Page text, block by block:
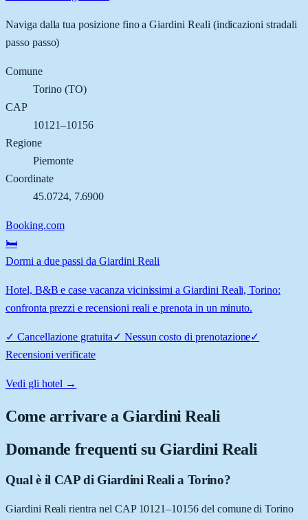
Naviga dalla tua posizione fino aGiardini Reali (indicazioni stradali
passo passo)
Comune
Torino(TO)
CAP
10121–10156
Regione
Piemonte
Coordinate
45.0724, 7.6900
Booking.com
🛏️
Dormi a due passi da Giardini Reali
Hotel, B&B e case vacanza vicinissimi a Giardini Reali, Torino:
confronta prezzi e recensioni reali e prenota in un minuto.
✓ Cancellazione gratuita✓ Nessun costo di prenotazione✓
Recensioni verificate
Vedi gli hotel →
Come arrivare a Giardini Reali
Domande frequenti su Giardini Reali
Qual è il CAP di Giardini Reali a Torino?
Giardini Reali rientra nel CAP 10121–10156 del comune di Torino